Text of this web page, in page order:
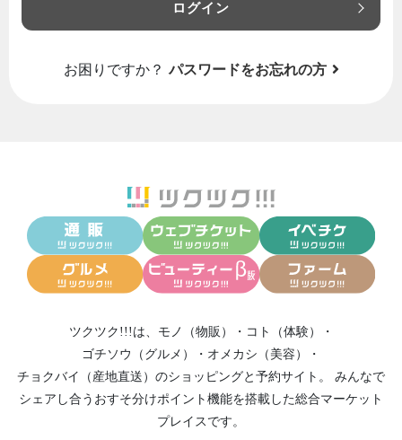
ログイン
お困りですか？ パスワードをお忘れの方
ツクツク!!!は、 モノ（物販） ・ コト（体験）
・
ゴチソウ（グルメ）
・ オメカシ（美容）
・
チョクバイ（産地直送） のショッピングと予約サイト。
みんなで
シェアし合う おすそ分けポイント機能を搭載した総合マーケット
プレイスです。